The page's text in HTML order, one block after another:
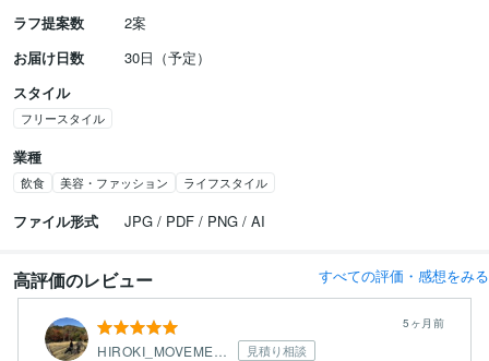
ラフ提案数
2案
お届け日数
30日（予定）
スタイル
フリースタイル
業種
飲食 美容・ファッション ライフスタイル
ファイル形式 JPG / PDF / PNG / AI
高評価のレビュー すべての評価・感想をみる
HIROKI_MOVEMENT 見積り相談
5ヶ月前